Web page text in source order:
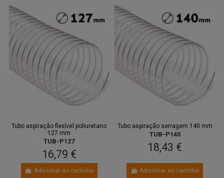
Tubo aspiração flexível poliuretano
127 mm
TUB-P127
16,79 €
Adicionar ao carrinho
Tubo aspiração serragem 140 mm
TUB-P140
18,43 €
Adicionar ao carrinho